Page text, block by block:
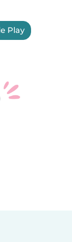
Play